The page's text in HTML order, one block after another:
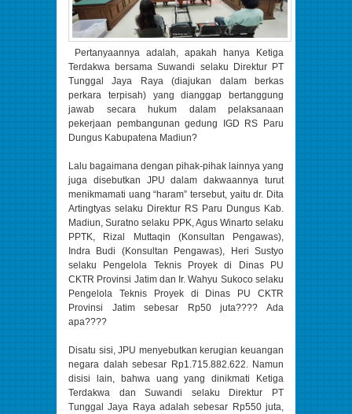
Pertanyaannya adalah, apakah hanya Ketiga
Terdakwa bersama Suwandi selaku Direktur PT
Tunggal Jaya Raya (diajukan dalam berkas
perkara terpisah) yang dianggap bertanggung
jawab secara hukum dalam pelaksanaan
pekerjaan pembangunan gedung IGD RS Paru
Dungus Kabupatena Madiun?
Lalu bagaimana dengan pihak-pihak lainnya yang
juga disebutkan JPU dalam dakwaannya turut
menikmamati uang “haram” tersebut, yaitu dr. Dita
Artingtyas selaku Direktur RS Paru Dungus Kab.
Madiun, Suratno selaku PPK, Agus Winarto selaku
PPTK, Rizal Muttaqin (Konsultan Pengawas),
Indra Budi (Konsultan Pengawas), Heri Sustyo
selaku Pengelola Teknis Proyek di Dinas PU
CKTR Provinsi Jatim dan Ir. Wahyu Sukoco selaku
Pengelola Teknis Proyek di Dinas PU CKTR
Provinsi Jatim sebesar Rp50 juta???? Ada
apa????
Disatu sisi, JPU menyebutkan kerugian keuangan
negara dalah sebesar Rp1.715.882.622. Namun
disisi lain, bahwa uang yang dinikmati Ketiga
Terdakwa dan Suwandi selaku Direktur PT
Tunggal Jaya Raya adalah sebesar Rp550 juta,